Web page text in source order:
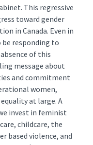
This regressive
toward gender
in Canada. Even in
responding to
of this
message about
and commitment
women,
at large. A
invest in feminist
childcare, the
based violence, and